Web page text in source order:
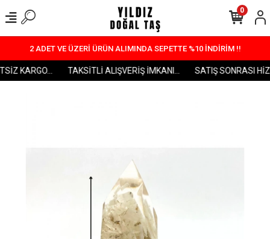
2 ADET VE ÜZERİ ÜRÜN ALIMINDA SEPETTE %10 İNDİRİM !!
KARGO... TAKSİTLİ ALIŞVERİŞ İMKANI... SATIŞ SONRASI
0